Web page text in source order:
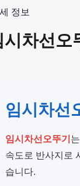
정보
시차선오
임시차선
임시차선오뚜기
속도로 반사지로
습니다.